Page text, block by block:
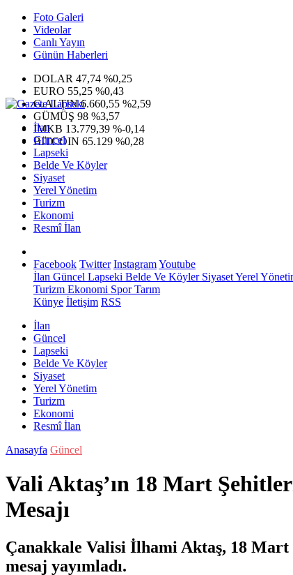
Foto Galeri
Videolar
Canlı Yayın
Günün Haberleri
DOLAR 47,74 %0,25
EURO 55,25 %0,43
G.ALTIN6.660,55 %2,59
GÜMÜŞ 98 %3,57
IMKB 13.779,39 %-0,14
BITCOIN 65.129 %0,28
İlan
Güncel
Lapseki
Belde Ve Köyler
Siyaset
Yerel Yönetim
Turizm
Ekonomi
Resmî İlan
Facebook Twitter InstagramYoutube
İlan Güncel Lapseki Belde Ve KöylerSiyasetYerel
Turizm Ekonomi SporTarım
Künye İletişim RSS
İlan
Güncel
Lapseki
Belde Ve Köyler
Siyaset
Yerel Yönetim
Turizm
Ekonomi
Resmî İlan
Anasayfa Güncel
Vali Aktaş’ın 18 Mart
Mesajı
Çanakkale Valisi İlhami Aktaş, 18 Mart
mesaj yayımladı.